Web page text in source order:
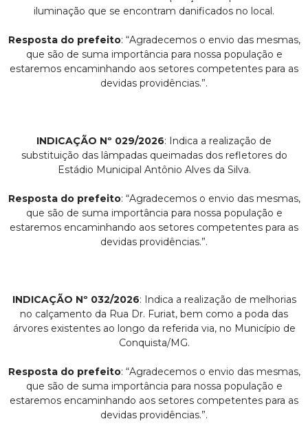
iluminação que se encontram danificados no local.
Resposta do prefeito: “Agradecemos o envio das mesmas,
que são de suma importância para nossa população e
estaremos encaminhando aos setores competentes para as
devidas providências.”.
INDICAÇÃO Nº 029/2026: Indica a realização de
substituição das lâmpadas queimadas dos refletores do
Estádio Municipal Antônio Alves da Silva.
Resposta do prefeito: “Agradecemos o envio das mesmas,
que são de suma importância para nossa população e
estaremos encaminhando aos setores competentes para as
devidas providências.”.
INDICAÇÃO Nº 032/2026: Indica a realização de melhorias
no calçamento da Rua Dr. Furiat, bem como a poda das
árvores existentes ao longo da referida via, no Município de
Conquista/MG.
Resposta do prefeito: “Agradecemos o envio das mesmas,
que são de suma importância para nossa população e
estaremos encaminhando aos setores competentes para as
devidas providências.”.